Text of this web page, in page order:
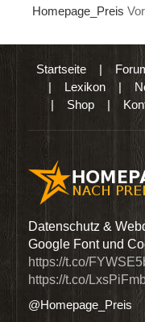
Homepage_Preis
Startseite|
| Lexikon |
| Shop |
Datenschutz &
Google Font und
https://t.co/
https://t.co/
@Homepage_Preis